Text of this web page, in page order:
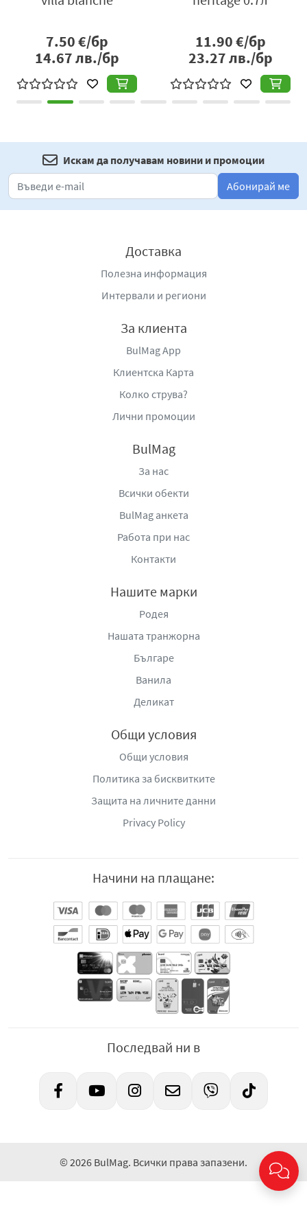
Вносител:Берьозка Трейдинг ЕООД, село Бенковски,
област Варна, България, тел:
+359877666296,www.berezka.bg
7.50€/бр
14.67лв./бр
11.90€/бр
23.27лв./бр
Искам да получавам новини и промоции
Абонирай ме
Доставка
Полезна информация
Интервали и региони
За клиента
BulMag App
Клиентска Карта
Колко струва?
Лични промоции
BulMag
За нас
Всички обекти
BulMag анкета
Работа при нас
Контакти
Нашите марки
Родея
Нашата транжорна
Българе
Ванила
Деликат
Общи условия
Общи условия
Политика за бисквитките
Защита на личните данни
Privacy Policy
Начини на плащане:
Последвай ни в
© 2026 BulMag. Всички права запазени.